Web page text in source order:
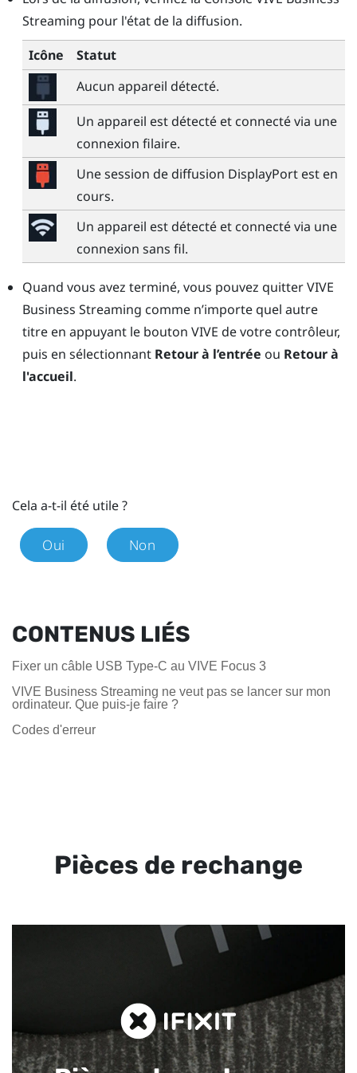
Streaming pour l'état de la diffusion.
Icône
Statut
Aucun appareil détecté.
Un appareil est détecté et connecté via une
connexion filaire.
Une session de diffusion DisplayPortest en
cours.
Un appareil est détecté et connecté via une
connexion sans fil.
Quand vous avez terminé, vous pouvez quitterVIVE
Business Streaming comme n’importe quel autre
titre en appuyant le bouton VIVE de votre contrôleur,
puis en sélectionnant Retour à l’entrée ou Retour à
l'accueil.
Cela a-t-il été utile ?
Oui Non
CONTENUS LIÉS
Fixer un câble USB Type-C au VIVE Focus 3
VIVE Business Streaming ne veut pas se lancer sur mon
ordinateur. Que puis-je faire ?
Codes d'erreur
Pièces de rechange